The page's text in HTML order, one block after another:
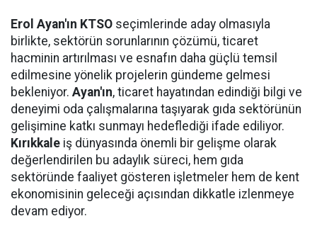
Erol Ayan'ın KTSO seçimlerinde aday olmasıyla
birlikte, sektörün sorunlarının çözümü, ticaret
hacminin artırılması ve esnafın daha güçlü temsil
edilmesine yönelik projelerin gündeme gelmesi
bekleniyor. Ayan'ın, ticaret hayatından edindiği bilgi ve
deneyimi oda çalışmalarına taşıyarak gıda sektörünün
gelişimine katkı sunmayı hedeflediği ifade ediliyor.
Kırıkkale iş dünyasında önemli bir gelişme olarak
değerlendirilen bu adaylık süreci, hem gıda
sektöründe faaliyet gösteren işletmeler hem de kent
ekonomisinin geleceği açısından dikkatle izlenmeye
devam ediyor.